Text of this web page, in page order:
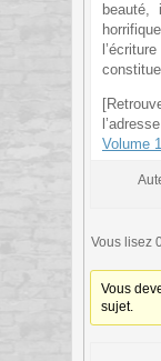
l’adresse
Volume 1
Vous lisez
Vous
sujet.